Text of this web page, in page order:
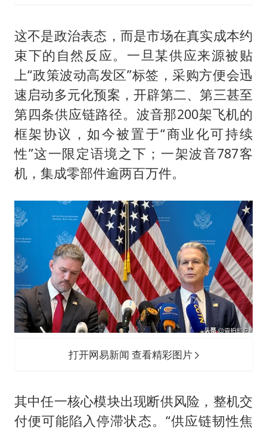
这不是政治表态，而是市场在真实成本约
束下的自然反应。一旦某供应来源被贴
上“政策波动高发区”标签，采购方便会迅
速启动多元化预案，开辟第二、第三甚至
第四条供应链路径。波音那200架飞机的
框架协议，如今被置于“商业化可持续
性”这一限定语境之下；一架波音787客
机，集成零部件逾两百万件。
打开网易新闻 查看精彩图片
其中任一核心模块出现断供风险，整机交
付便可能陷入停滞状态。“供应链韧性焦